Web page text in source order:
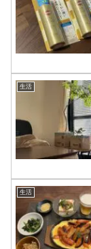
生活
生活